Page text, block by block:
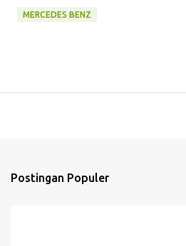
MERCEDES BENZ
Postingan Populer